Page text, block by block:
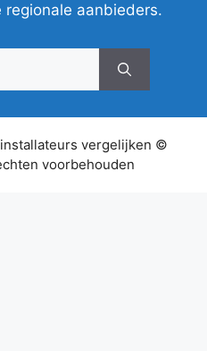
aanbieders.
vergelijken ©
voorbehouden